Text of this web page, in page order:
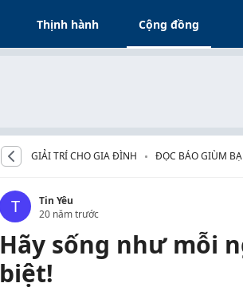
Thịnh hành Cộng đồng
GIẢI TRÍ CHO GIA ĐÌNH ĐỌC BÁO GIÙM
T
Tin Yêu
20 năm trước
Hãy sống như mỗi
biệt!